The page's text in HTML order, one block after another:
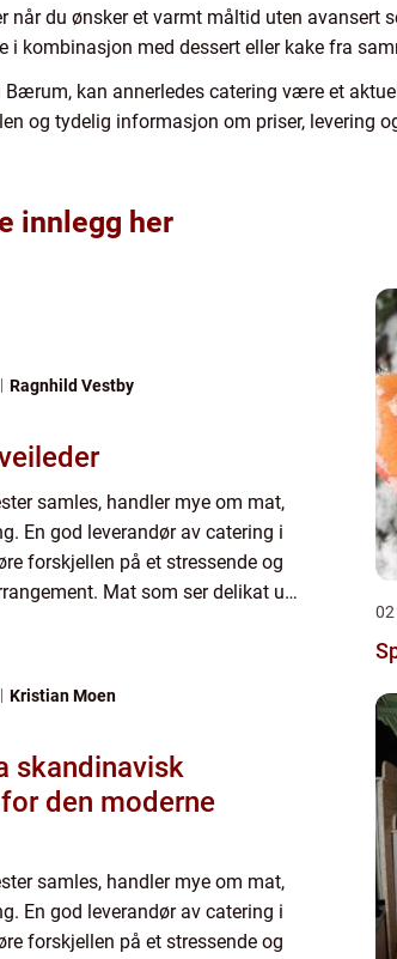
når du ønsker et varmt måltid uten avansert
i kombinasjon med dessert eller kake fra
kan annerledes catering være et
og tydelig informasjon om priser, levering
innlegg her
Ragnhild Vestby
samles, handler mye om mat,
En god leverandør av catering i
forskjellen på et stressende og
Mat som ser delikat ut,
Kristian Moen
den moderne
samles, handler mye om mat,
En god leverandør av catering i
forskjellen på et stressende og